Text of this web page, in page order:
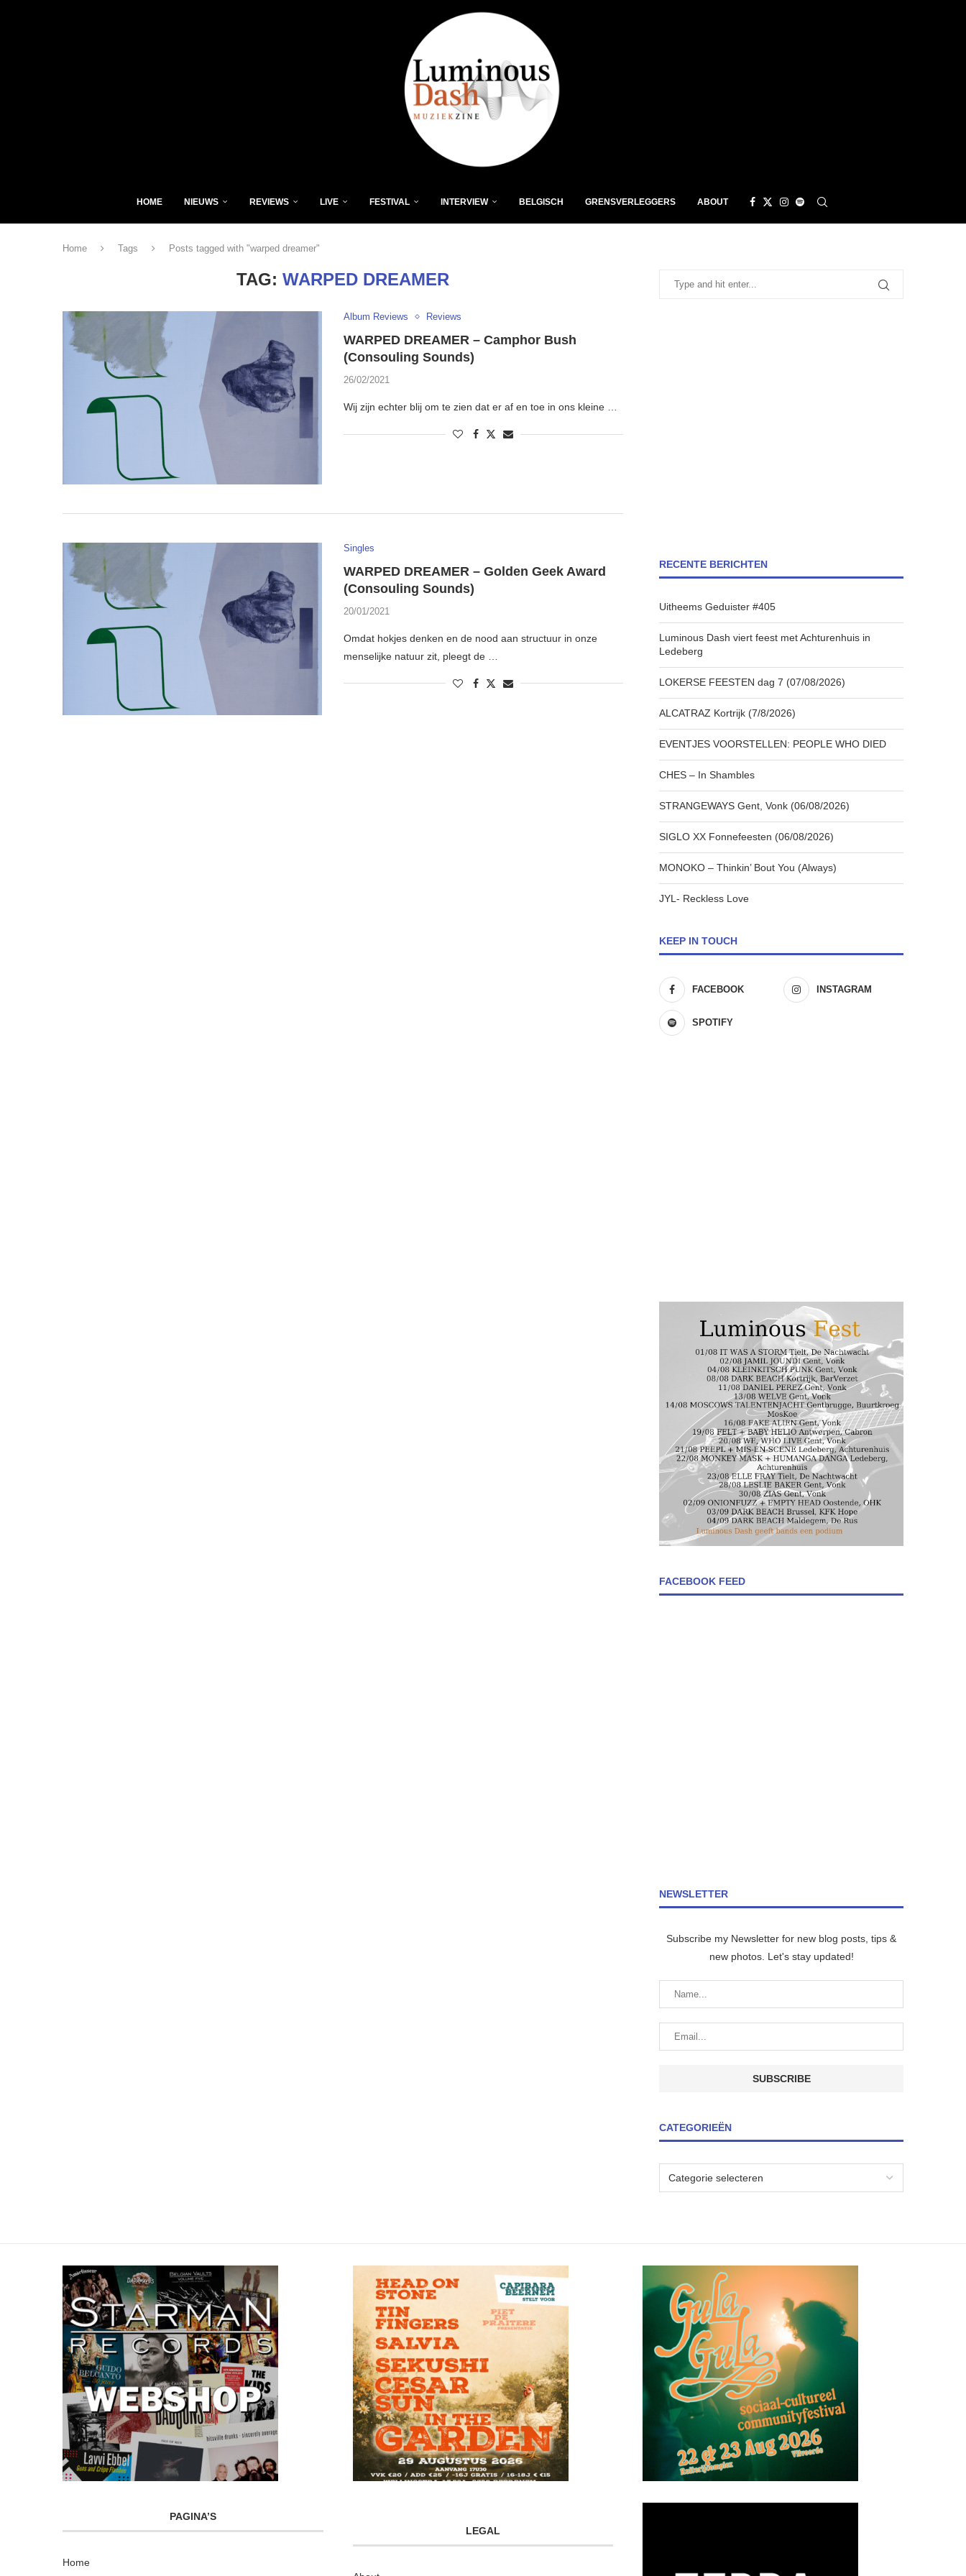
HOME NIEUWS REVIEWS LIVE FESTIVAL INTERVIEW BELGISCH GRENSVERLEGGERS ABOUT
Home Tags Posts tagged with "warped dreamer"
TAG: WARPED DREAMER
Album Reviews Reviews
WARPED DREAMER – Camphor Bush
(Consouling Sounds)
26/02/2021
Wij zijn echter blij om te zien dat er af en toe in ons kleine …
Singles
WARPED DREAMER – Golden Geek Award
(Consouling Sounds)
20/01/2021
Omdat hokjes denken en de nood aan structuur in onze
menselijke natuur zit, pleegt de …
RECENTE BERICHTEN
Uitheems Geduister #405
Luminous Dash viert feest met Achturenhuis in
Ledeberg
LOKERSE FEESTEN dag 7 (07/08/2026)
ALCATRAZ Kortrijk (7/8/2026)
EVENTJES VOORSTELLEN: PEOPLE WHO DIED
CHES – In Shambles
STRANGEWAYS Gent, Vonk (06/08/2026)
SIGLO XX Fonnefeesten (06/08/2026)
MONOKO – Thinkin’ Bout You (Always)
JYL- Reckless Love
KEEP IN TOUCH
FACEBOOK INSTAGRAM
SPOTIFY
FACEBOOK FEED
NEWSLETTER
Subscribe my Newsletter for new blog posts, tips &
new photos. Let's stay updated!
CATEGORIEËN
PAGINA’S
Home
LEGAL